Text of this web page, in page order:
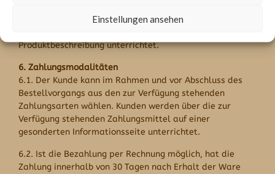
Einstellungen ansehen
auf bestimmten Länder) auf einer gesonderten
Produktbeschreibung unterrichtet.
6. Zahlungsmodalitäten
6.1. Der Kunde kann im Rahmen und vor Abschluss des
Bestellvorgangs aus den zur Verfügung stehenden
Zahlungsarten wählen. Kunden werden über die zur
Verfügung stehenden Zahlungsmittel auf einer
gesonderten Informationsseite unterrichtet.
6.2. Ist die Bezahlung per Rechnung möglich, hat die
Zahlung innerhalb von 30 Tagen nach Erhalt der Ware